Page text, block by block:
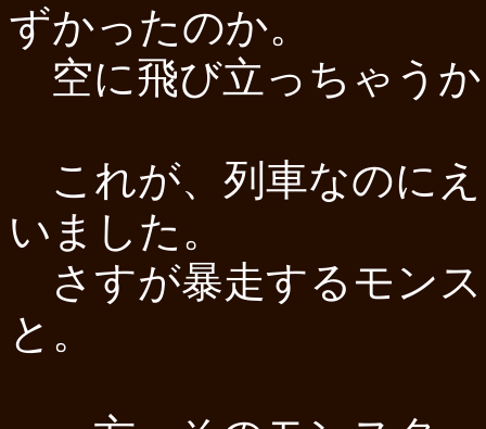
ずかったのか。
空に飛び立っちゃう
これが、列車なのに
いました。
さすが暴走するモン
と。